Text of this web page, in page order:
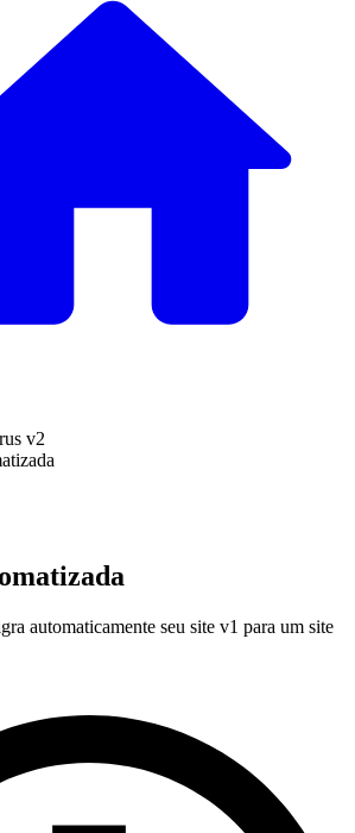
v2
automaticamente seu site v1 para um site